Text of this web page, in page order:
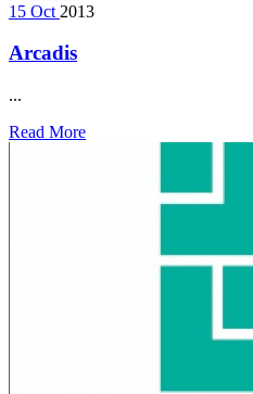
15 Oct 2013
Arcadis
...
Read More